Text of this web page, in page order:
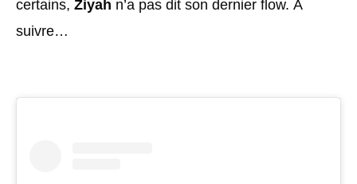
certains, Ziyah n’a pas dit son dernier flow. À
suivre…